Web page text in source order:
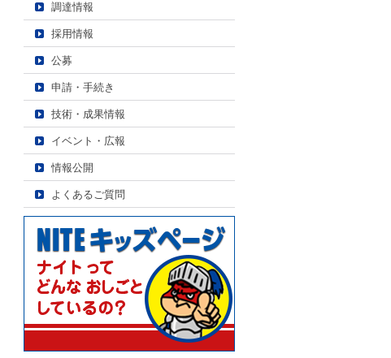
調達情報
採用情報
公募
申請・手続き
技術・成果情報
イベント・広報
情報公開
よくあるご質問